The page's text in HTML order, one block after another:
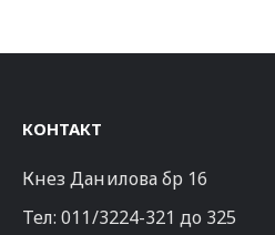
КОНТАКТ
Кнез Данилова бр 16
Тел:011/3224-321 до 325